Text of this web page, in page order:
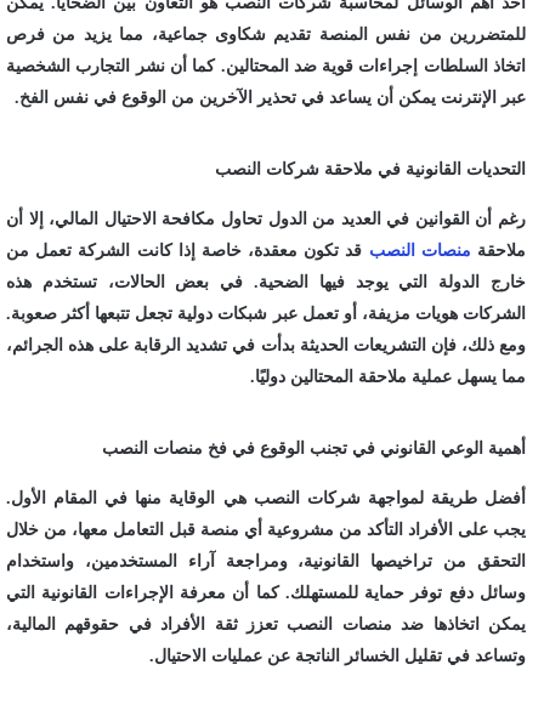
للمتضررين من نفس المنصة تقديم شكاوى جماعية، مما يزيد من فرص
اتخاذ السلطات إجراءات قوية ضد المحتالين. كما أن نشر التجارب الشخصية
عبر الإنترنت يمكن أن يساعد في تحذير الآخرين من الوقوع في نفس الفخ.
التحديات القانونية في ملاحقة شركات النصب
رغم أن القوانين في العديد من الدول تحاول مكافحة الاحتيال المالي، إلا أن
ملاحقة منصات النصب قد تكون معقدة، خاصة إذا كانت الشركة تعمل من
خارج الدولة التي يوجد فيها الضحية. في بعض الحالات، تستخدم هذه
الشركات هويات مزيفة، أو تعمل عبر شبكات دولية تجعل تتبعها أكثر صعوبة.
ومع ذلك، فإن التشريعات الحديثة بدأت في تشديد الرقابة على هذه الجرائم،
مما يسهل عملية ملاحقة المحتالين دوليًا.
أهمية الوعي القانوني في تجنب الوقوع في فخ منصات النصب
أفضل طريقة لمواجهة شركات النصب هي الوقاية منها في المقام الأول.
يجب على الأفراد التأكد من مشروعية أي منصة قبل التعامل معها، من خلال
التحقق من تراخيصها القانونية، ومراجعة آراء المستخدمين، واستخدام
وسائل دفع توفر حماية للمستهلك. كما أن معرفة الإجراءات القانونية التي
يمكن اتخاذها ضد منصات النصب تعزز ثقة الأفراد في حقوقهم المالية،
وتساعد في تقليل الخسائر الناتجة عن عمليات الاحتيال.